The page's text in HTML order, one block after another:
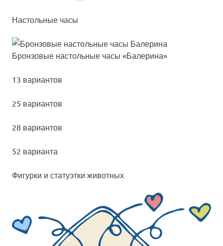
Настольные часы
Брон­зо­вые нас­толь­ные ча­сы «Бале­ри­на»
13 вариантов
25 вариантов
28 вариантов
52 варианта
Фигур­ки и ста­ту­эт­ки жи­вот­ных